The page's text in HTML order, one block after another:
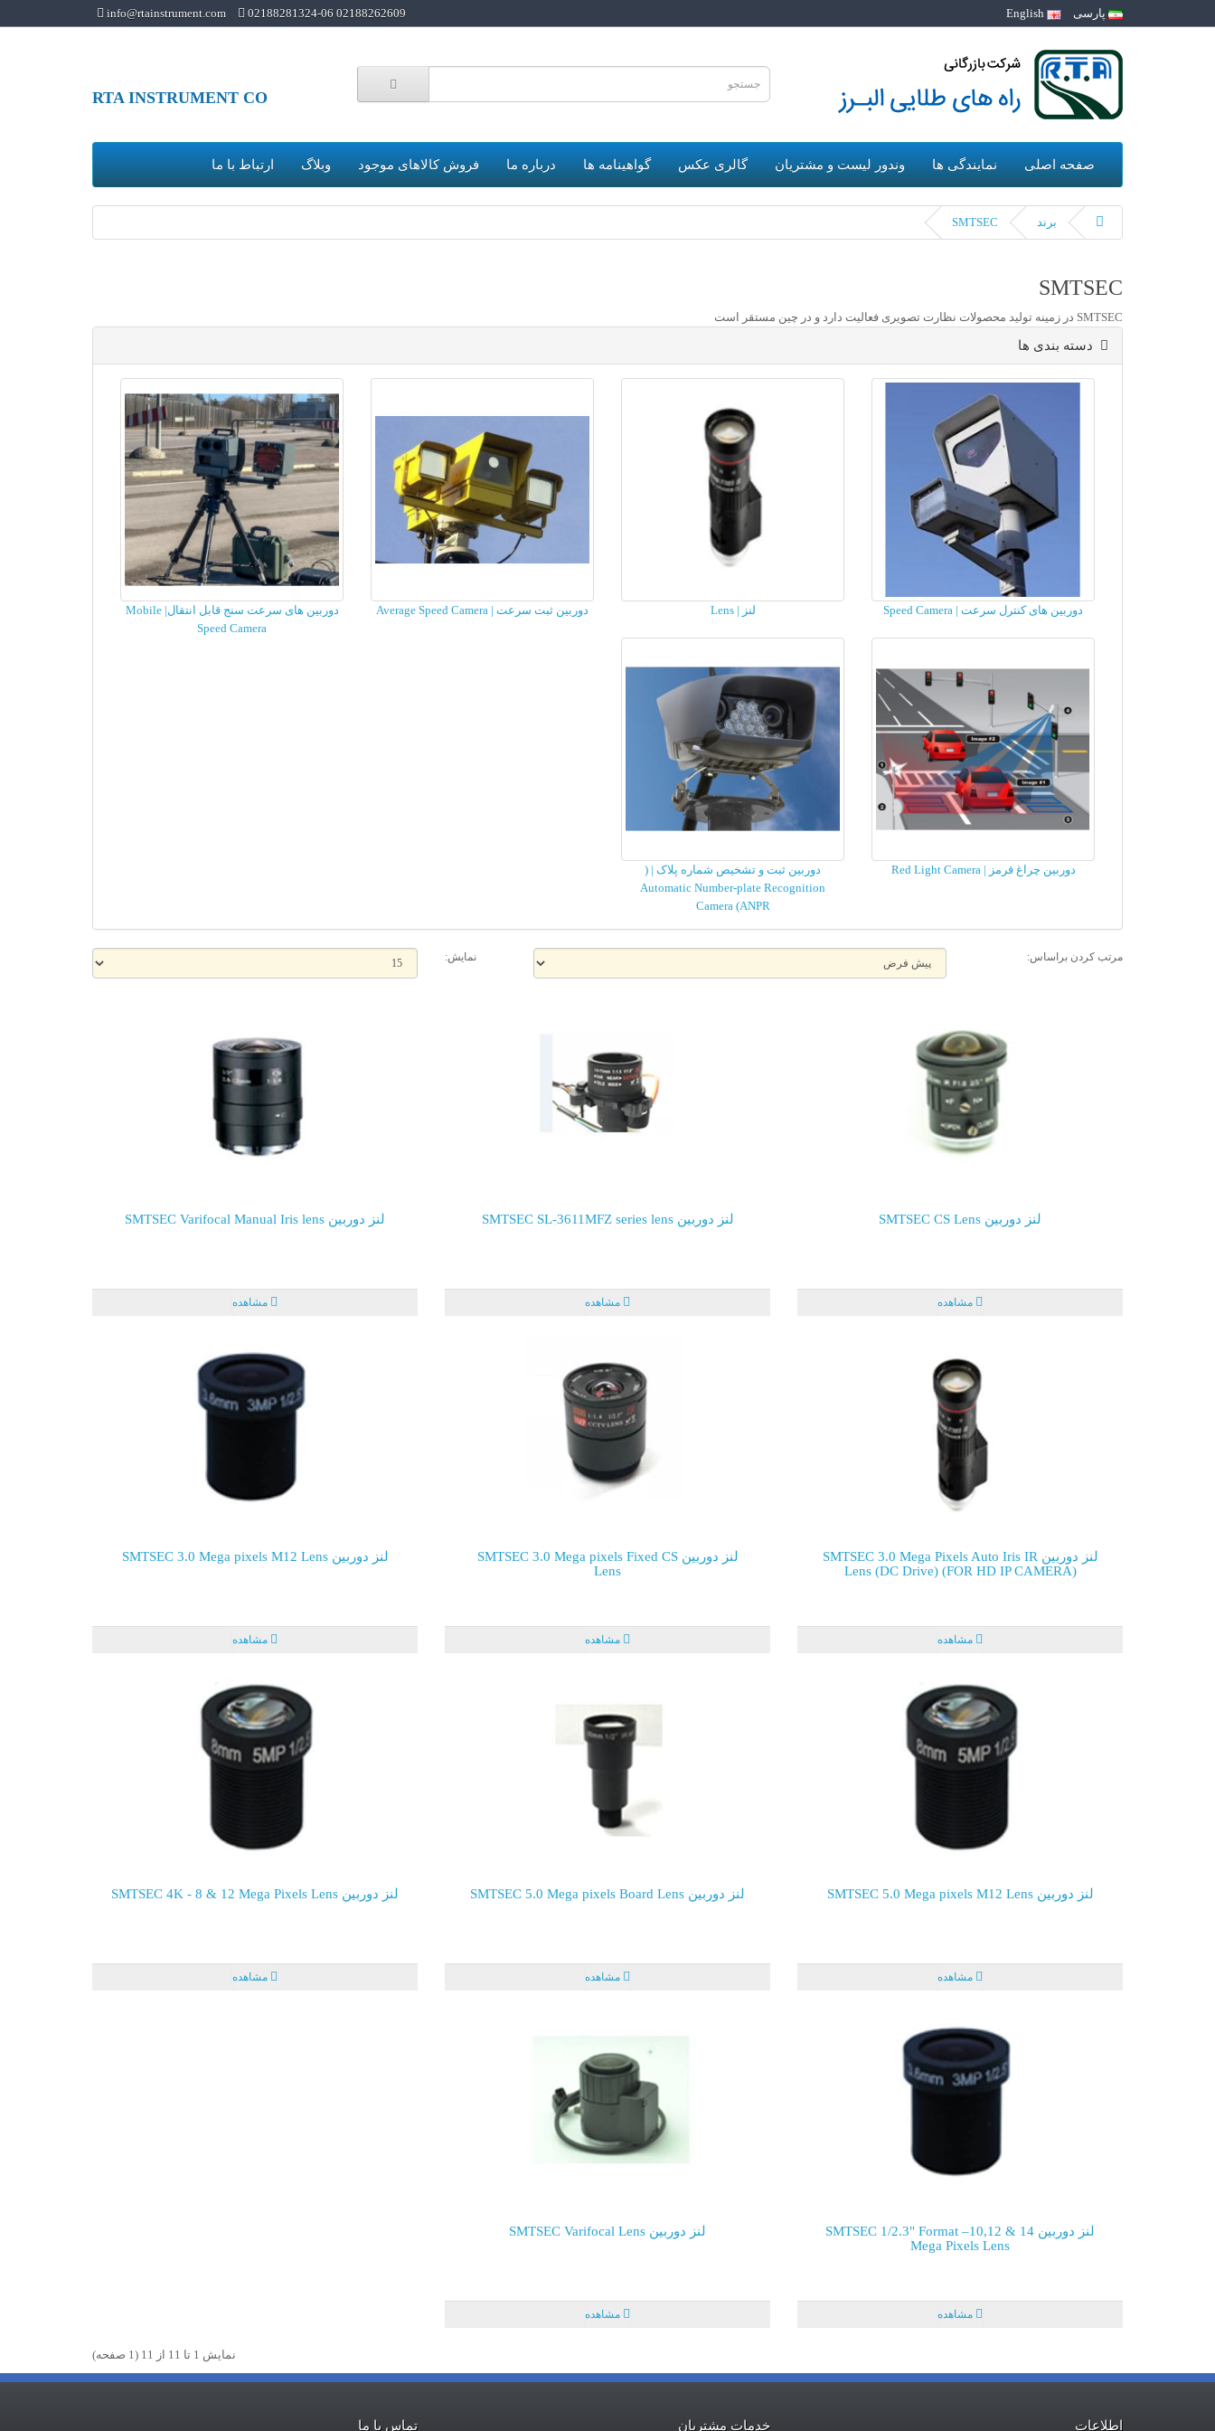
پارسی 02188262609 02188281324-06
info@rtainstrument.com
RTA INSTRUMENT CO
صفحه اصلی نمایندگی ها وندور لیست و مشتریان گالری عکس گواهینامه ها درباره ما فروش کالاهای موجود وبلاگ ارتباط با ما
برند SMTSEC
SMTSEC
SMTSEC در زمینه تولید محصولات نظارت تصویری فعالیت دارد و در چین مستقر است
دسته بندی ها
دوربین های کنترل سرعت | Speed Camera لنز | Lens دوربین ثبت سرعت | Average Speed Camera
دوربین های سرعت سنج قابل انتقال| Mobile
Speed Camera
دوربین چراغ قرمز | Red Light Camera
دوربین ثبت و تشخیص شماره پلاک | (
Automatic Number-plate Recognition
Camera (ANPR
مرتب کردن براساس: نمایش:
لنز دوربین SMTSEC CS Lens
مشاهده
لنز دوربین SMTSEC SL-3611MFZ series lens
مشاهده
لنز دوربین SMTSEC Varifocal Manual Iris lens
مشاهده
لنز دوربین SMTSEC 3.0 Mega Pixels Auto Iris IR
Lens (DC Drive) (FOR HD IP CAMERA)
مشاهده
لنز دوربین SMTSEC 3.0 Mega pixels Fixed CS
Lens
مشاهده
لنز دوربین SMTSEC 3.0 Mega pixels M12 Lens
مشاهده
لنز دوربین SMTSEC 5.0 Mega pixels M12 Lens
مشاهده
لنز دوربین SMTSEC 5.0 Mega pixels Board Lens
مشاهده
لنز دوربین SMTSEC 4K - 8 & 12 Mega Pixels Lens
مشاهده
لنز دوربین SMTSEC 1/2.3" Format –10,12 & 14
Mega Pixels Lens
مشاهده
لنز دوربین SMTSEC Varifocal Lens
مشاهده
نمايش 1 تا 11 از 11 (1 صفحه)
اطلاعات خدمات مشتریان تماس با ما